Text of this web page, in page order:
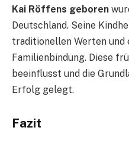
Kai Röffens geboren
Deutschland. Seine
traditionellen Werten und
Familienbindung. Diese
beeinflusst und die
Erfolg gelegt.
Fazit